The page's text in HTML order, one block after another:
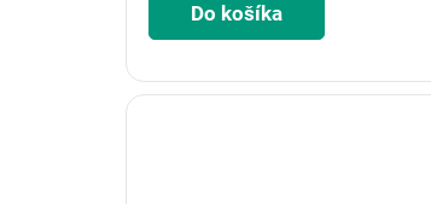
Do košíka